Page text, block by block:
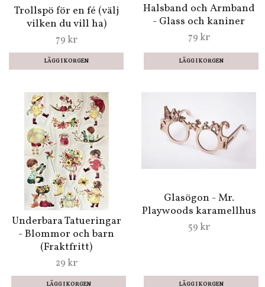
Trollspö för en fé (välj
vilken du vill ha)
79 kr
LÄGG I KORGEN
Halsband och Armband
- Glass och kaniner
79 kr
Underbara Tatueringar
- Blommor och barn
(Fraktfritt)
29 kr
Glasögon - Mr.
Playwoods karamellhus
59 kr